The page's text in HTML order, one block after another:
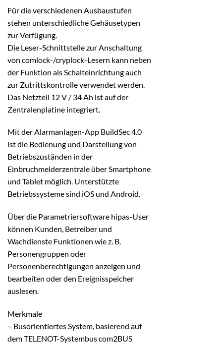
Für die verschiedenen Ausbaustufen
stehen unterschiedliche Gehäusetypen
zur Verfügung.
Die Leser-Schnittstelle zur Anschaltung
von comlock-/cryplock-Lesern kann neben
der Funktion als Schalteinrichtung auch
zur Zutrittskontrolle verwendet werden.
Das Netzteil 12 V / 34 Ah ist auf der
Zentralenplatine integriert.
Mit der Alarmanlagen-App BuildSec 4.0
ist die Bedienung und Darstellung von
Betriebszuständen in der
Einbruchmelderzentrale über Smartphone
und Tablet möglich. Unterstützte
Betriebssysteme sind iOS und Android.
Über die Parametriersoftware hipas-User
können Kunden, Betreiber und
Wachdienste Funktionen wie z. B.
Personengruppen oder
Personenberechtigungen anzeigen und
bearbeiten oder den Ereignisspeicher
auslesen.
Merkmale
– Busorientiertes System, basierend auf
dem TELENOT-Systembus com2BUS